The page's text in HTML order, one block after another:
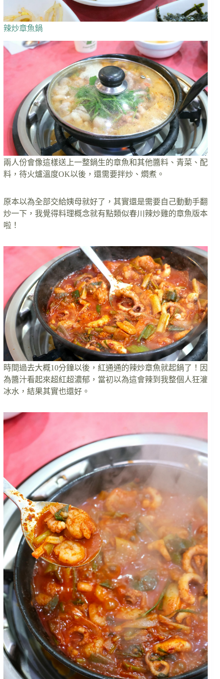
辣炒章魚鍋
兩人份會像這樣送上一整鍋生的章魚和其他醬料、青菜、配
料，待火爐溫度OK以後，還需要拌炒、燜煮。
原本以為全部交給姨母就好了，其實還是需要自己動動手翻
炒一下，我覺得料理概念就有點類似春川辣炒雞的章魚版本
啦！
時間過去大概10分鐘以後，紅通通的辣炒章魚就起鍋了！因
為醬汁看起來超紅超濃郁，當初以為這會辣到我整個人狂灌
冰水，結果其實也還好。